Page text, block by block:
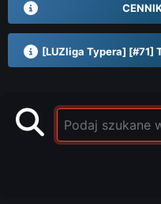
[LUZliga Typera] [#71]